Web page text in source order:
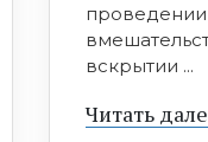
вскрытии ...
Читать